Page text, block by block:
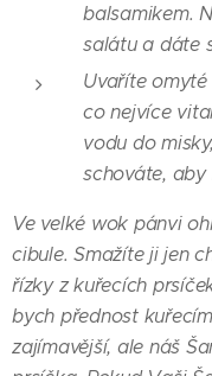
balsamikem.
salátu a dáte
Uvaříte
co nejvíce
vodu do
schováte, aby
Ve velké wok pánvi
cibule. Smažíte ji jen
řízky z kuřecích
bych přednost
zajímavější, ale náš